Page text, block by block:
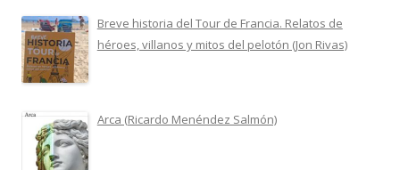
Breve historia del Tour de Francia. Relatos de
héroes, villanos y mitos del pelotón (Jon Rivas)
Arca (Ricardo Menéndez Salmón)